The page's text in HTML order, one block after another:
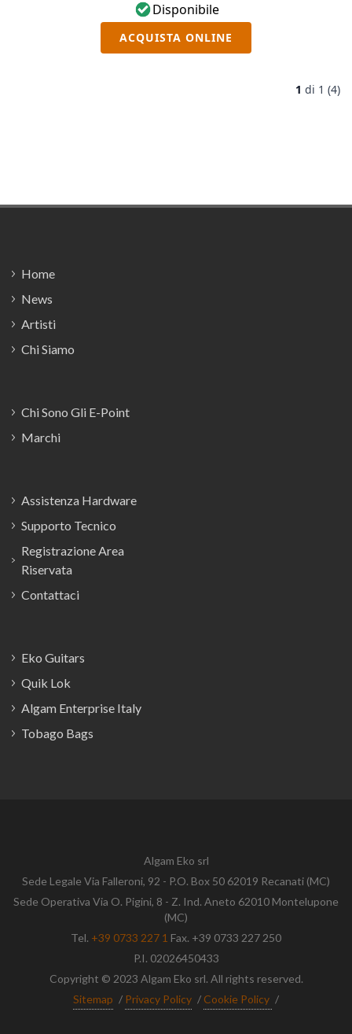
Disponibile
ACQUISTA ONLINE
1 di 1 (4)
Home
News
Artisti
Chi Siamo
Chi Sono Gli E-Point
Marchi
Assistenza Hardware
Supporto Tecnico
Registrazione Area
Riservata
Contattaci
Eko Guitars
Quik Lok
Algam Enterprise Italy
Tobago Bags
Algam Eko srl
Sede Legale Via Falleroni, 92 - P.O. Box 50 62019 Recanati (MC)
Sede Operativa Via O. Pigini, 8 - Z. Ind. Aneto 62010 Montelupone
(MC)
Tel. +39 0733 227 1 Fax. +39 0733 227 250
P.I. 02026450433
Copyright © 2023 Algam Eko srl. All rights reserved.
Sitemap / Privacy Policy / Cookie Policy /